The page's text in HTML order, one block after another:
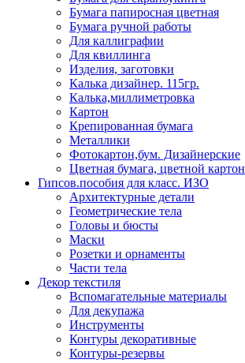
Бумага папиросная цветная
Бумага ручной работы
Для каллиграфии
Для квиллинга
Изделия, заготовки
Калька дизайнер. 115гр.
Калька,миллиметровка
Картон
Крепированная бумага
Металлики
Фотокартон,бум. Дизайнерские
Цветная бумага, цветной картон
Гипсов.пособия для класс. ИЗО
Архитектурные детали
Геометрические тела
Головы и бюсты
Маски
Розетки и орнаменты
Части тела
Декор текстиля
Вспомагательные материалы
Для декупажа
Инструменты
Контуры декоративные
Контуры-резервы